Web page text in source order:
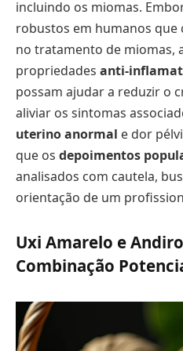
incluindo os miomas.
robustos em humanos que
no tratamento de miomas,
propriedades anti-
possam ajudar a reduzir o
aliviar os sintomas
uterino anormal e dor
que os depoimentos
analisados com cautela,
orientação de um
Uxi Amarelo e
Combinação